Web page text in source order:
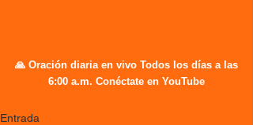
🙏 Oración diaria en vivo Todos los días a las
6:00 a.m. Conéctate en YouTube
Entrada